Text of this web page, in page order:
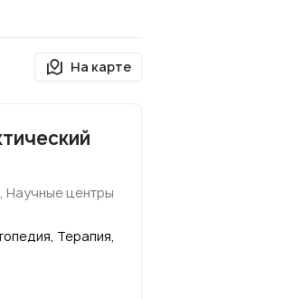
На карте
Научные центры
Терапия,